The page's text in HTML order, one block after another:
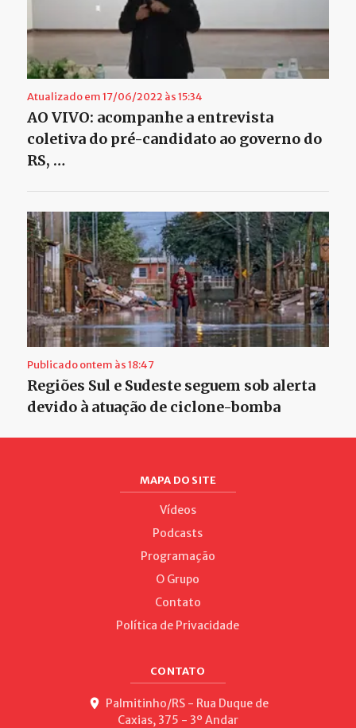
Atualizado em 17/06/2022 às 15:34
AO VIVO: acompanhe a entrevista
coletiva do pré-candidato ao governo do
RS, …
Publicado ontem às 18:47
Regiões Sul e Sudeste seguem sob alerta
devido à atuação de ciclone-bomba
MAPA DO SITE
Vídeos
Podcasts
Programação
O Grupo
Contato
Política de Privacidade
CONTATO
Palmitinho/RS - Rua Duque de
Caxias, 375 - 3º Andar